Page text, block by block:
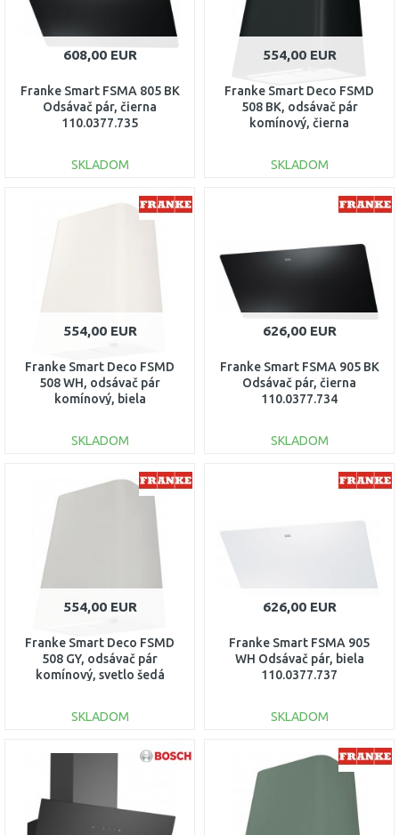
608,00 EUR
Franke Smart FSMA 805 BK
Odsávač pár, čierna
110.0377.735
SKLADOM
DO KOŠÍKA
554,00 EUR
Franke Smart Deco FSMD
508 BK, odsávač pár
komínový, čierna
SKLADOM
DO KOŠÍKA
554,00 EUR
Franke Smart Deco FSMD
508 WH, odsávač pár
komínový, biela
SKLADOM
DO KOŠÍKA
626,00 EUR
Franke Smart FSMA 905 BK
Odsávač pár, čierna
110.0377.734
SKLADOM
DO KOŠÍKA
554,00 EUR
Franke Smart Deco FSMD
508 GY, odsávač pár
komínový, svetlo šedá
SKLADOM
DO KOŠÍKA
626,00 EUR
Franke Smart FSMA 905
WH Odsávač pár, biela
110.0377.737
SKLADOM
DO KOŠÍKA